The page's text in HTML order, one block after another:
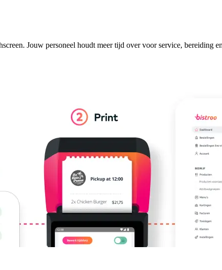
Jouw personeel houdt meer tijd over voor service, bereiding